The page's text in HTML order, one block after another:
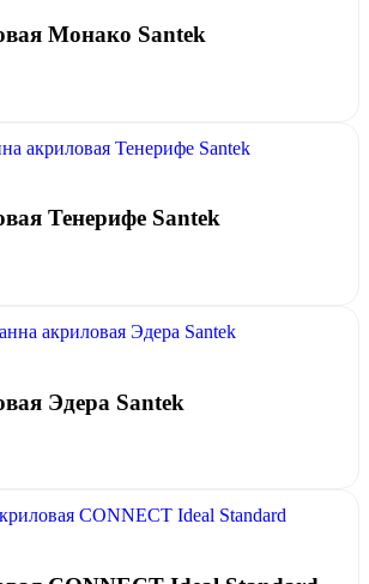
Монако Santek
Тенерифе Santek
Эдера Santek